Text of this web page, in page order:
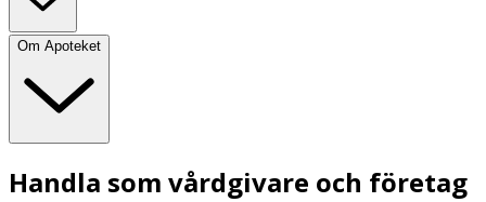
Om Apoteket
Handla som vårdgivare och företag